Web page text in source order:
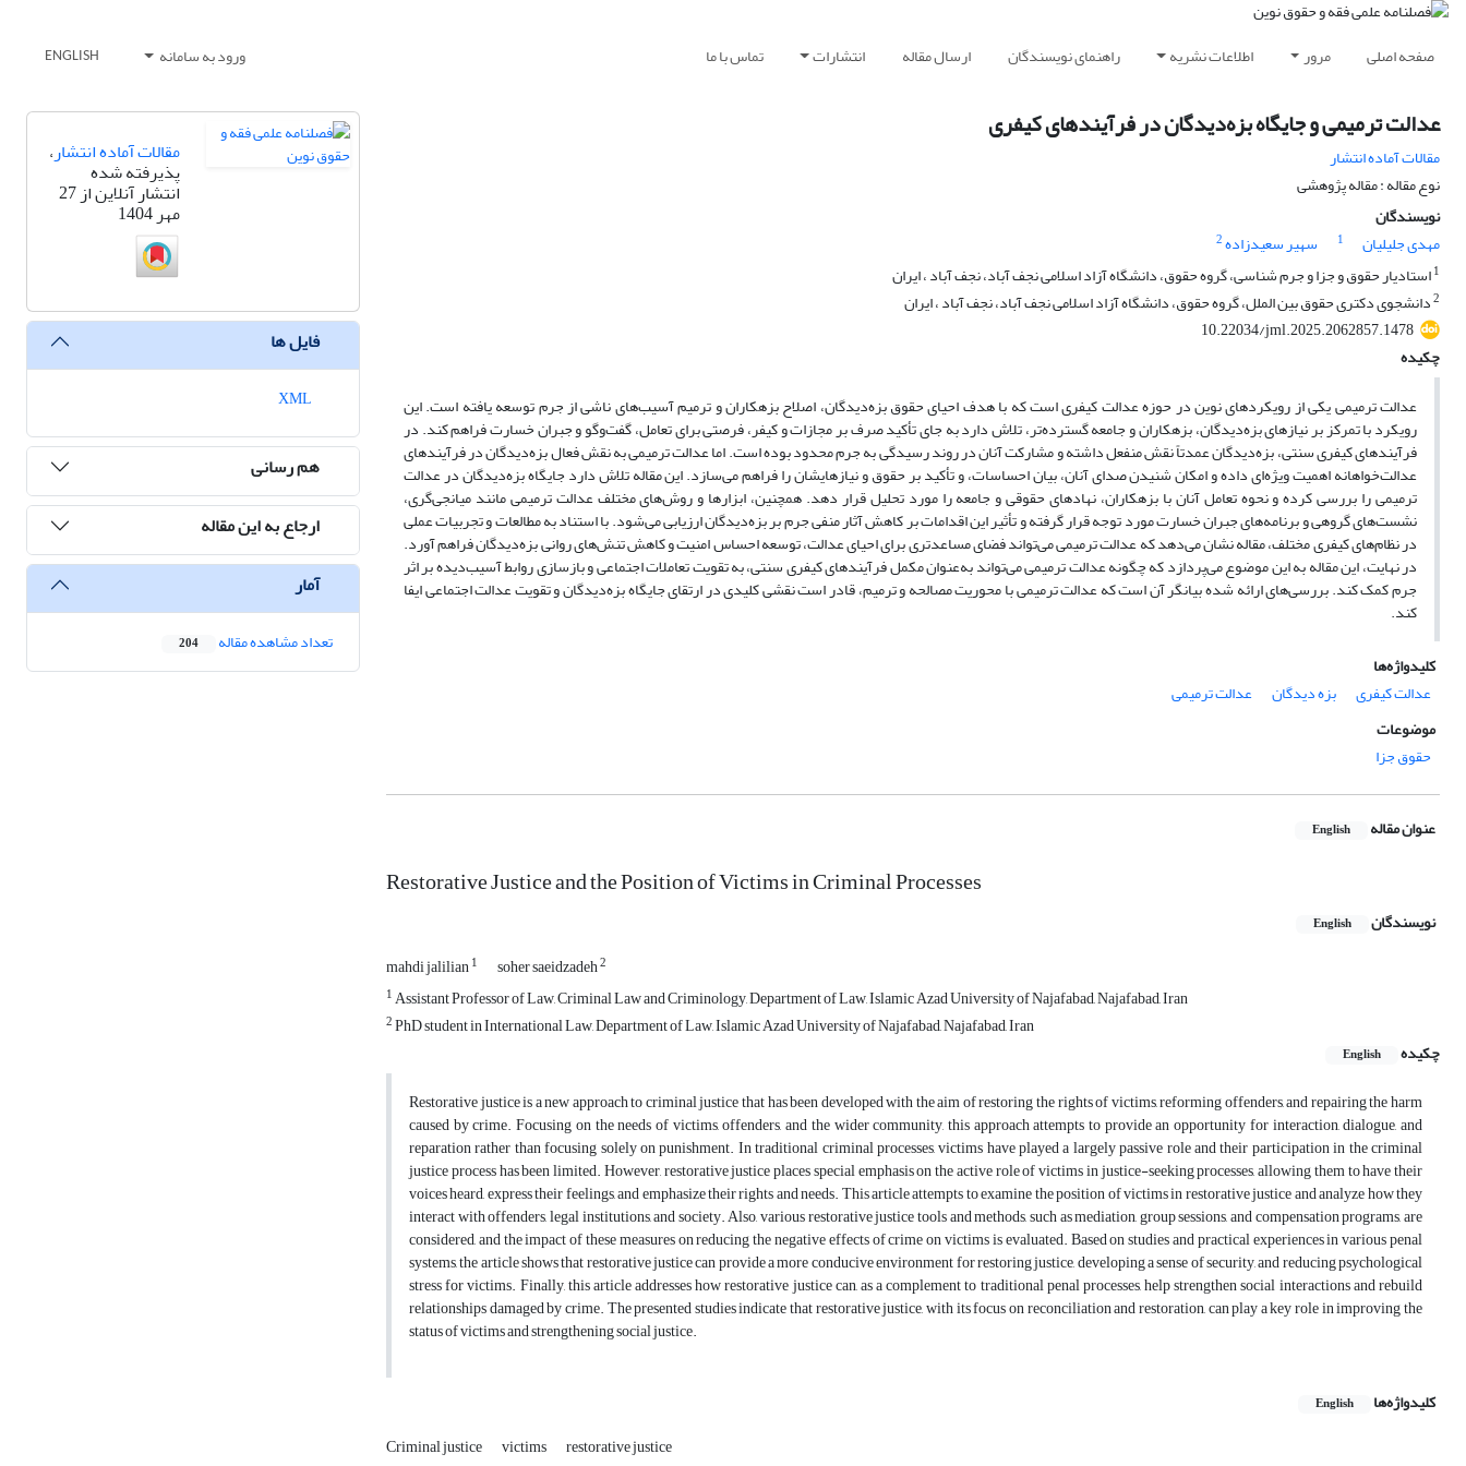
صفحه اصلی مرور اطلاعات نشریه راهنمای نویسندگان ارسال مقاله انتشارات تماس با ما ورود به سامانه ENGLISH
عدالت ترمیمی و جایگاه بزه‌دیدگان در فرآیندهای کیفری
مقالات آماده انتشار
نوع مقاله : مقاله پژوهشی
نویسندگان
مهدی جلیلیان
1 سهیر سعیدزاده2
1استادیار حقوق و جزا و جرم شناسی، گروه حقوق، دانشگاه آزاد اسلامی نجف آباد، نجف آباد ، ایران
2دانشجوی دکتری حقوق بین الملل، گروه حقوق، دانشگاه آزاد اسلامی نجف آباد، نجف آباد ، ایران
10.22034/jml.2025.2062857.1478
چکیده
عدالت ترمیمی یکی از رویکردهای نوین در حوزه عدالت کیفری است که با هدف احیای حقوق بزه‌دیدگان، اصلاح بزهکاران و ترمیم آسیب‌های ناشی از جرم توسعه یافته است. این
رویکرد با تمرکز بر نیازهای بزه‌دیدگان، بزهکاران و جامعه گسترده‌تر، تلاش دارد به جای تأکید صرف بر مجازات و کیفر، فرصتی برای تعامل، گفت‌وگو و جبران خسارت فراهم کند. در
فرآیندهای کیفری سنتی، بزه‌دیدگان عمدتاً نقش منفعل داشته و مشارکت آنان در روند رسیدگی به جرم محدود بوده است. اما عدالت ترمیمی به نقش فعال بزه‌دیدگان در فرآیندهای
عدالت‌خواهانه اهمیت ویژه‌ای داده و امکان شنیدن صدای آنان، بیان احساسات، و تأکید بر حقوق و نیازهایشان را فراهم می‌سازد. این مقاله تلاش دارد جایگاه بزه‌دیدگان در عدالت
ترمیمی را بررسی کرده و نحوه تعامل آنان با بزهکاران، نهادهای حقوقی و جامعه را مورد تحلیل قرار دهد. همچنین، ابزارها و روش‌های مختلف عدالت ترمیمی مانند میانجی‌گری،
نشست‌های گروهی و برنامه‌های جبران خسارت مورد توجه قرار گرفته و تأثیر این اقدامات بر کاهش آثار منفی جرم بر بزه‌دیدگان ارزیابی می‌شود. با استناد به مطالعات و تجربیات عملی
در نظام‌های کیفری مختلف، مقاله نشان می‌دهد که عدالت ترمیمی می‌تواند فضای مساعدتری برای احیای عدالت، توسعه احساس امنیت و کاهش تنش‌های روانی بزه‌دیدگان فراهم آورد.
در نهایت، این مقاله به این موضوع می‌پردازد که چگونه عدالت ترمیمی می‌تواند به‌عنوان مکمل فرآیندهای کیفری سنتی، به تقویت تعاملات اجتماعی و بازسازی روابط آسیب‌دیده بر اثر
جرم کمک کند. بررسی‌های ارائه شده بیانگر آن است که عدالت ترمیمی با محوریت مصالحه و ترمیم، قادر است نقشی کلیدی در ارتقای جایگاه بزه‌دیدگان و تقویت عدالت اجتماعی ایفا
کند.
کلیدواژه‌ها
عدالت کیفری
بزه دیدگان
عدالت ترمیمی
موضوعات
حقوق جزا
عنوان مقاله English
Restorative Justice and the Position of Victims in Criminal Processes
نویسندگان English
mahdi jalilian1 soher saeidzadeh2
1Assistant Professor of Law, Criminal Law and Criminology, Department of Law, Islamic Azad University of Najafabad, Najafabad, Iran
2PhD student in International Law, Department of Law, Islamic Azad University of Najafabad, Najafabad, Iran
چکیده
English
Restorative justice is a new approach to criminal justice that has been developed with the aim of restoring the rights of victims, reforming offenders, and repairing the harm
caused by crime. Focusing on the needs of victims, offenders, and the wider community, this approach attempts to provide an opportunity for interaction, dialogue, and
reparation rather than focusing solely on punishment. In traditional criminal processes, victims have played a largely passive role and their participation in the criminal
justice process has been limited. However, restorative justice places special emphasis on the active role of victims in justice-seeking processes, allowing them to have their
voices heard, express their feelings, and emphasize their rights and needs. This article attempts to examine the position of victims in restorative justice and analyze how they
interact with offenders, legal institutions, and society. Also, various restorative justice tools and methods, such as mediation, group sessions, and compensation programs, are
considered, and the impact of these measures on reducing the negative effects of crime on victims is evaluated. Based on studies and practical experiences in various penal
systems, the article shows that restorative justice can provide a more conducive environment for restoring justice, developing a sense of security, and reducing psychological
stress for victims. Finally, this article addresses how restorative justice can, as a complement to traditional penal processes, help strengthen social interactions and rebuild
relationships damaged by crime. The presented studies indicate that restorative justice, with its focus on reconciliation and restoration, can play a key role in improving the
status of victims and strengthening social justice.
کلیدواژه‌ها English
Criminal justice victims restorative justice
مقالات آماده انتشار،
پذیرفته شده
انتشار آنلاین از 27
مهر 1404
فایل ها
هم رسانی
ارجاع به این مقاله
آمار
تعداد مشاهده مقاله 204